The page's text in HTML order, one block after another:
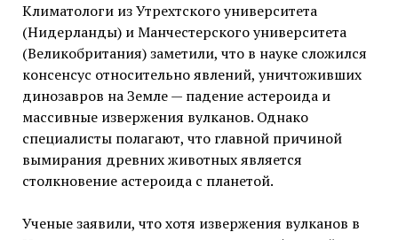
Климатологи из Утрехтского университета
(Нидерланды) и Манчестерского университета
(Великобритания) заметили, что в науке сложился
консенсус относительно явлений, уничтоживших
динозавров на Земле — падение астероида и
массивные извержения вулканов. Однако
специалисты полагают, что главной причиной
вымирания древних животных является
столкновение астероида с планетой.
Ученые заявили, что хотя извержения вулканов в